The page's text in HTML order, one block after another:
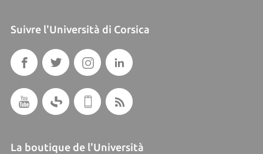
Suivre l'Università di Corsica
La boutique de l'Università